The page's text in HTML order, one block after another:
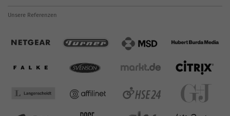
Unsere Referenzen